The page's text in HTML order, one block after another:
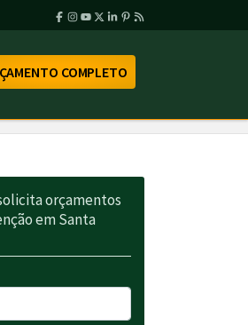
COMPLETO
orçamentos
em Santa